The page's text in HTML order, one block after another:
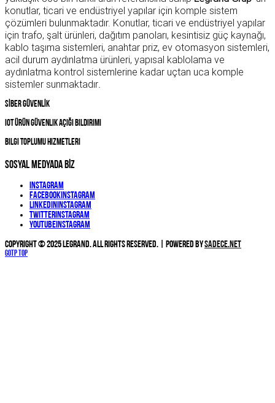
konutlar, ticari ve endüstriyel yapılar için komple sistem
çözümleri bulunmaktadır. Konutlar, ticari ve endüstriyel yapılar
için trafo, şalt ürünleri, dağıtım panoları, kesintisiz güç kaynağı,
kablo taşıma sistemleri, anahtar priz, ev otomasyon sistemleri,
acil durum aydınlatma ürünleri, yapısal kablolama ve
aydınlatma kontrol sistemlerine kadar uçtan uca komple
sistemler sunmaktadır.
SİBER GÜVENLİK
IOT Ürün Güvenlik Açığı Bildirimi
Bilgi Toplumu Hizmetleri
SOSYAL MEDYADA BİZ
Instagram
Facebook Instagram
Linkedin Instagram
Twitter Instagram
YouTube Instagram
Copyright © 2025 Legrand. All Rights Reserved. | Powered bySadece.NET
Gotp Top